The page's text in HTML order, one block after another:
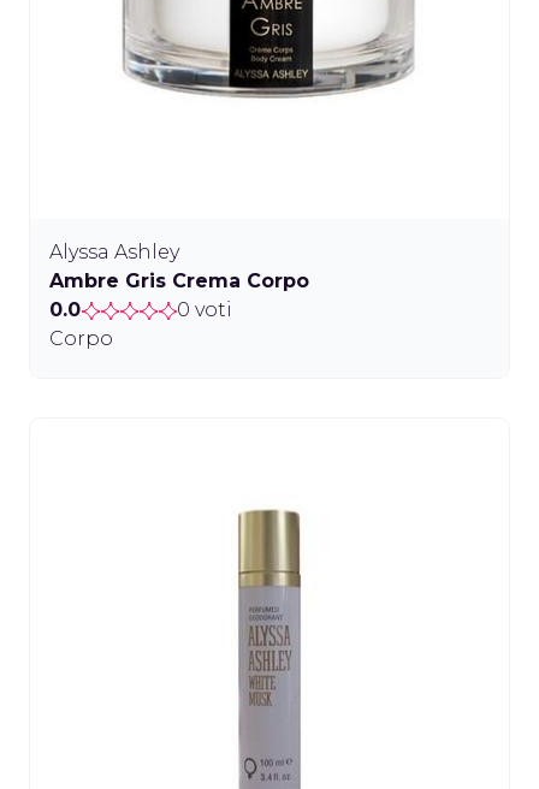
Alyssa Ashley
Ambre Gris Crema Corpo
0.0
0 voti
Corpo